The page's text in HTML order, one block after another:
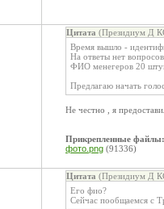
Цитата (Президиум Д
Время вышло -
На ответы нет вопросов
ФИО менегеров 20
Предлагаю начать
Не честно , я
Прикрепленные файлы:
фото.png (91336)
Цитата (Президиум Д
Его фио?
Сейчас пообщаемся с